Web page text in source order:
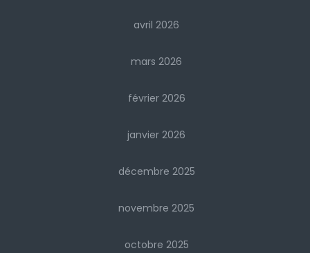
avril 2026
mars 2026
février 2026
janvier 2026
décembre 2025
novembre 2025
octobre 2025